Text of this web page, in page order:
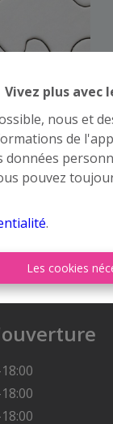
Vivez plus avec
nous et
de
pouvez
.
Les cookies